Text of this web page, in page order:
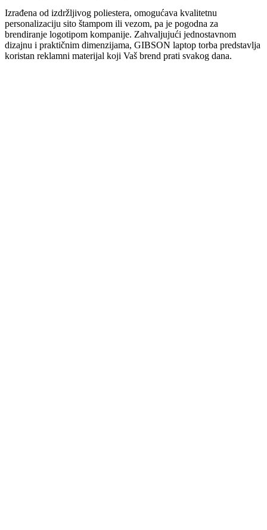
Izrađena od izdržljivog poliestera, omogućava kvalitetnu
personalizaciju sito štampom ili vezom, pa je pogodna za
brendiranje logotipom kompanije. Zahvaljujući jednostavnom
dizajnu i praktičnim dimenzijama, GIBSON laptop torba predstavlja
koristan reklamni materijal koji Vaš brend prati svakog dana.